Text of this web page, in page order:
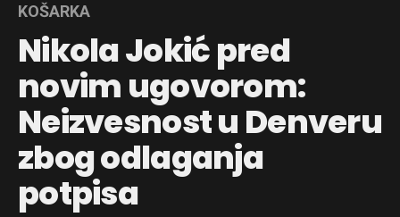
KOŠARKA
Nikola Jokić pred
novim ugovorom:
Neizvesnost u Denveru
zbog odlaganja
potpisa